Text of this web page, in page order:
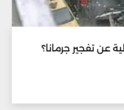
عن تفجير جرمانا؟